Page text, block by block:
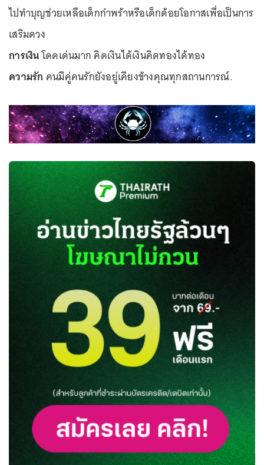
ไปทำบุญช่วยเหลือเด็กกำพร้าหรือเด็กด้อยโอกาสเพื่อเป็นการ
เสริมดวง
การเงินโดดเด่นมาก คิดเงินได้เงินคิดทองได้ทอง
ความรัก คนมีคู่คนรักยังอยู่เคียงข้างคุณทุกสถานการณ์.